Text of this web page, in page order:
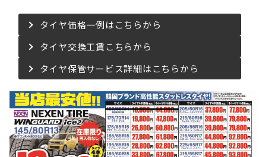
タイヤ価格一例はこちらから
タイヤ交換工賃こちらから
タイヤ保管サービス詳細はこちらから